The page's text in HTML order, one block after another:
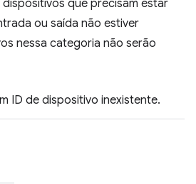
que precisam estar
ou saída não estiver
nessa categoria não serão
ID de dispositivo inexistente.